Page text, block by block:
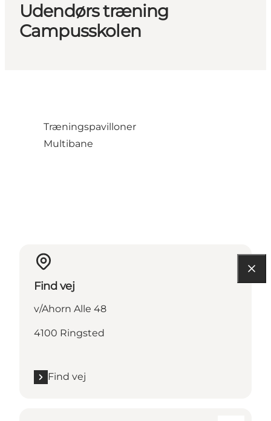
Udendørs træning
Campusskolen
Træningspavilloner
Multibane
Find vej
v/Ahorn Alle 48
4100 Ringsted
Find vej